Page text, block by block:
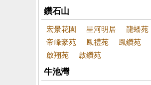
鑽石山
宏景花園 星河明居 龍蟠苑
帝峰豪苑
鳳禮苑 鳳鑽苑
啟翔苑
啟鑽苑
牛池灣